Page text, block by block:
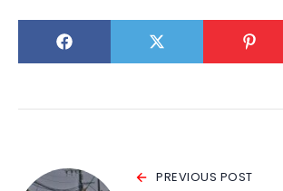
PREVIOUS POST